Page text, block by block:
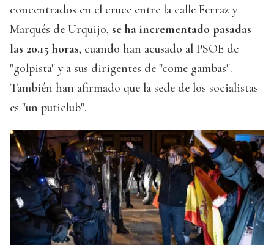
concentrados en el cruce entre la calle Ferraz y
Marqués de Urquijo, se ha incrementado pasadas
las 20.15 horas, cuando han acusado al PSOE de
"golpista" y a sus dirigentes de "come gambas".
También han afirmado que la sede de los socialistas
es "un puticlub".